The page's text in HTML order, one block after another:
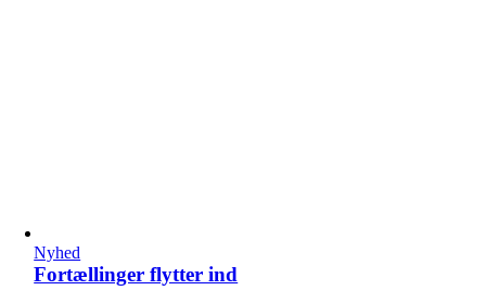
Nyhed
Fortællinger flytter ind